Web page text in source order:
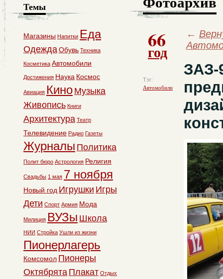
66
год
Тэг:
Автомобили
←
ЗАЗ-
Темы
Магазины Напитки Еда
ОдеждаОбувь Техника
Косметика Автомобили
Достижения Наука Космос
Авиация Кино Музыка
Живопись Книги
Архитектура Театр
Телевидение Радио Газеты
Журналы Политика
Полит бюро Астрология Религия
Свадьбы 1 мая 7 ноября
Новый год Игрушки Игры
Дети Спорт Армия Мода
Милиция ВУЗы Школа
НИИ Стройка Ушли из жизни
Пионерлагерь
Комсомол Пионеры
Октябрята Плакат Отдых